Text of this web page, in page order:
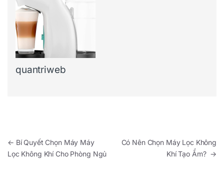
quantriweb
Điều hướng bài viết
← Bí Quyết Chọn Máy Máy
Lọc Không Khí Cho Phòng Ngủ
Có Nên Chọn Máy Lọc Không
Khí Tạo Ẩm? →